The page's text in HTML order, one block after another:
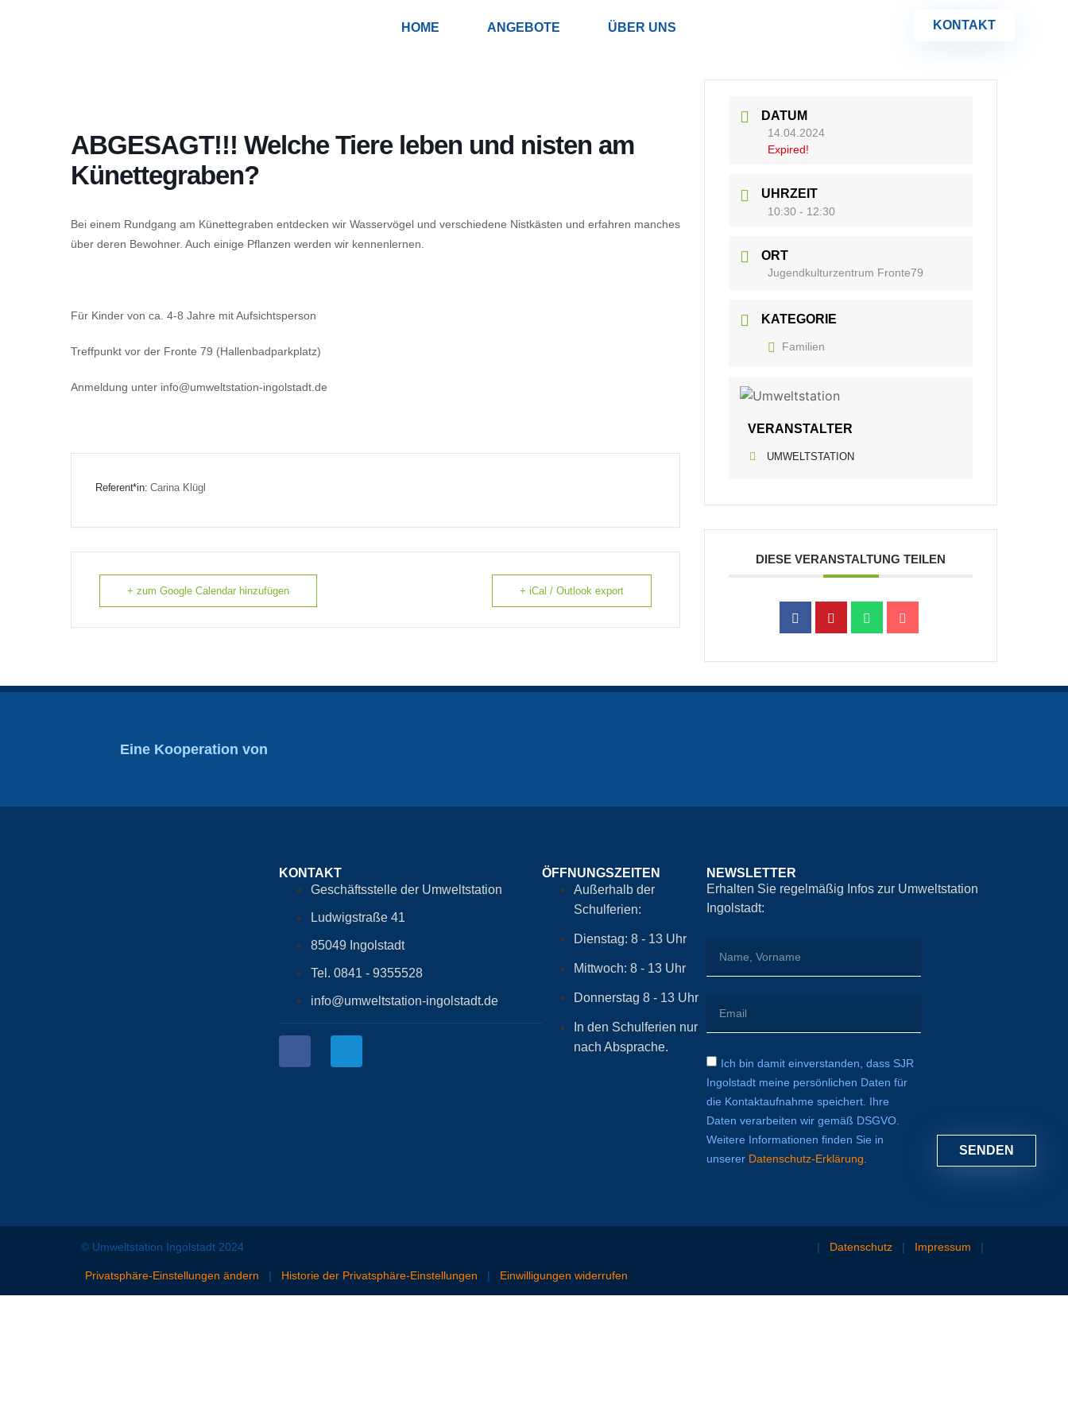
HOME ANGEBOTE ÜBER UNS KONTAKT
ABGESAGT!!! Welche Tiere leben und nisten am
Künettegraben?
Bei einem Rundgang am Künettegraben entdecken wir Wasservögel und verschiedene Nistkästen und erfahren manches
über deren Bewohner. Auch einige Pflanzen werden wir kennenlernen.
Für Kinder von ca. 4-8 Jahre mit Aufsichtsperson
Treffpunkt vor der Fronte 79 (Hallenbadparkplatz)
Anmeldung unter info@umweltstation-ingolstadt.de
Referent*in:Carina Klügl
+ zum Google Calendar hinzufügen + iCal / Outlook export
DATUM
14.04.2024
Expired!
UHRZEIT
10:30 - 12:30
ORT
Jugendkulturzentrum Fronte79
KATEGORIE
Familien
VERANSTALTER
UMWELTSTATION
DIESE VERANSTALTUNG TEILEN
Eine Kooperation von
KONTAKT
Geschäftsstelle der Umweltstation
Ludwigstraße 41
85049 Ingolstadt
Tel. 0841 - 9355528
info@umweltstation-ingolstadt.de
ÖFFNUNGSZEITEN
Außerhalb der
Schulferien:
Dienstag: 8 - 13 Uhr
Mittwoch: 8 - 13 Uhr
Donnerstag 8 - 13 Uhr
In den Schulferien nur
nach Absprache.
NEWSLETTER
Erhalten Sie regelmäßig Infos zur Umweltstation
Ingolstadt:
Ich bin damit einverstanden, dass SJR
Ingolstadt meine persönlichen Daten für
die Kontaktaufnahme speichert. Ihre
Daten verarbeiten wir gemäß DSGVO.
Weitere Informationen finden Sie in
unserer Datenschutz-Erklärung
SENDEN
© Umweltstation Ingolstadt 2024 | Datenschutz | Impressum |
Privatsphäre-Einstellungen ändern | Historie der Privatsphäre-Einstellungen | Einwilligungen widerrufen